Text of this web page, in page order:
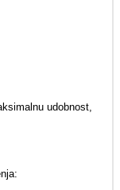
udobnost,